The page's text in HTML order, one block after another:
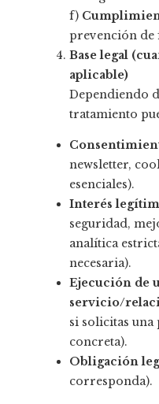
f)
prevención de
Base legal
aplicable)
Dependiendo
tratamiento
newsletter,
esenciales).
Interés
seguridad,
analítica
necesaria).
Ejecución de
servicio/
si solicitas una
concreta).
Obligación
corresponda).